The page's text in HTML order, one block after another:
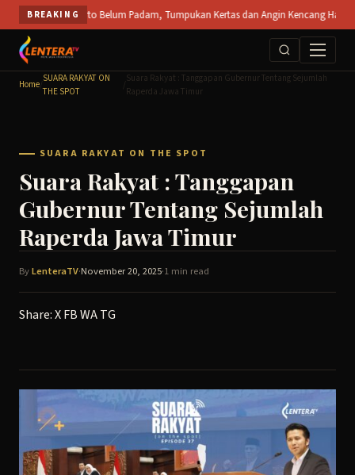
Skip
to
content
BREAKING
PT SPS Mojokerto Belum Padam, Tumpukan Kertas dan Angin Kencang
Home
SUARA RAKYAT ON
THE SPOT
Suara Rakyat : Tanggapan Gubernur Tentang Sejumlah
Raperda Jawa Timur
SUARA RAKYAT ON THE SPOT
Suara Rakyat : Tanggapan
Gubernur Tentang Sejumlah
Raperda Jawa Timur
ByLenteraTV·November 20, 2025·1 min read
Share:XFBWATG